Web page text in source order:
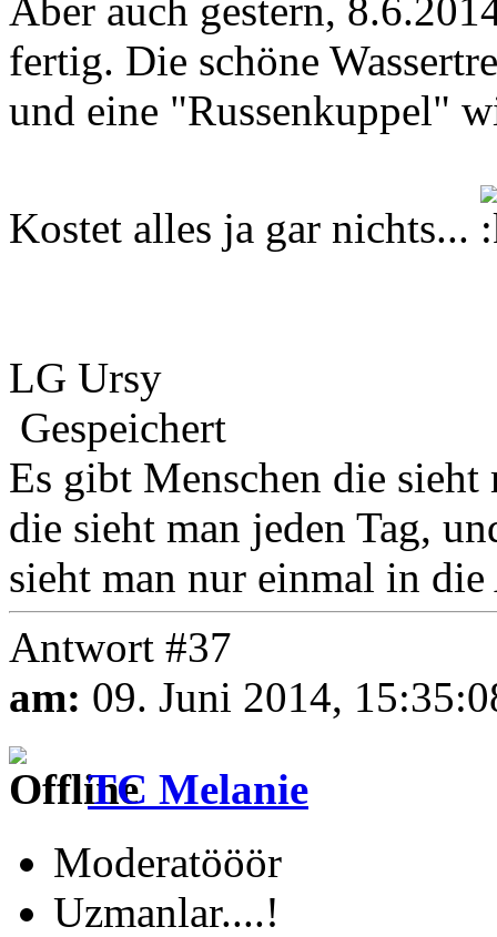
Aber auch gestern,
fertig. Die schöne
und eine "Russenkuppel"
Kostet alles ja gar nichts...
LG Ursy
Gespeichert
Es gibt Menschen die
die sieht man jeden Tag,
sieht man nur einmal in
Antwort #37
am: 09. Juni 2014,
TC Melanie
Moderatööör
Uzmanlar....!